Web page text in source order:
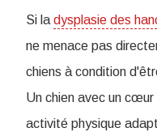
Si la dysplasie des
ne menace pas
chiens à condition
Un chien avec un
activité physique